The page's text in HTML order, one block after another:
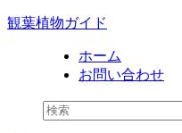
観葉植物ガイド
ホーム
お問い合わせ